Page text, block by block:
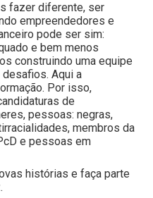
fazer diferente, ser
empreendedores e
pode ser sim:
e bem menos
construindo uma equipe
Aqui a
Por isso,
de
pessoas: negras,
membros da
e pessoas em
histórias e faça parte